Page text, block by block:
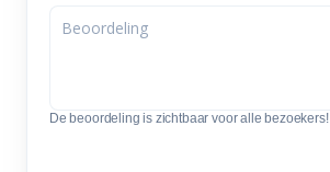
De beoordeling is zichtbaar voor alle bezoekers!